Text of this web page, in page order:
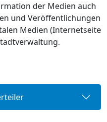
der Medien auch
und Veröffentlichungen
Medien (Internetseite